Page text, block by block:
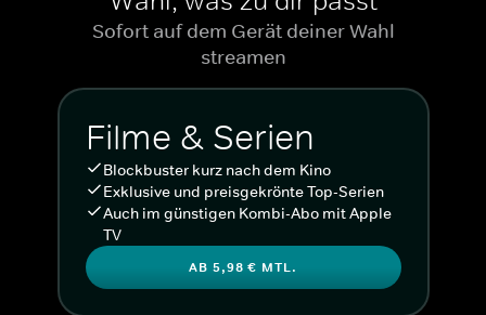
Sofort auf dem Gerät deiner Wahl
streamen
Filme & Serien
Blockbuster kurz nach dem Kino
Exklusive und preisgekrönte Top-Serien
Auch im günstigen Kombi-Abo mit Apple
TV
AB 5,98 € MTL.